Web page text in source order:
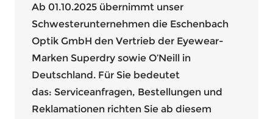
Ab 01.10.2025 übernimmt unser
Schwesterunternehmen die Eschenbach
Optik GmbH den Vertrieb der Eyewear-
Marken Superdry sowie O’Neill in
Deutschland. Für Sie bedeutet
das: Serviceanfragen, Bestellungen und
Reklamationen richten Sie ab diesem